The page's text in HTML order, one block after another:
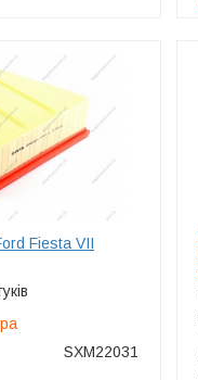
Fiesta VII
SXM22031